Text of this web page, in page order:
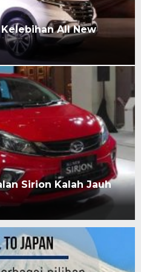
All New
Sirion Kalah Jauh